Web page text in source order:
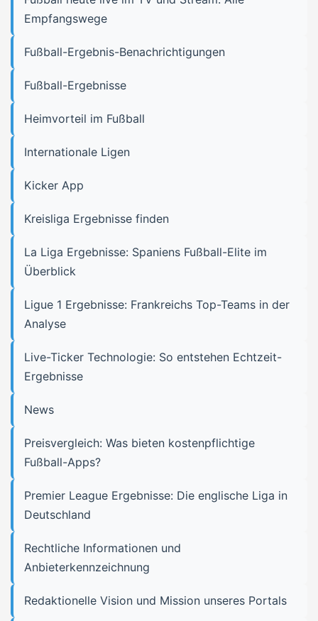
Empfangswege
Fußball-Ergebnis-Benachrichtigungen
Fußball-Ergebnisse
Heimvorteil im Fußball
Internationale Ligen
Kicker App
Kreisliga Ergebnisse finden
La Liga Ergebnisse: Spaniens Fußball-Elite im
Überblick
Ligue 1 Ergebnisse: Frankreichs Top-Teams in der
Analyse
Live-Ticker Technologie: So entstehen Echtzeit-
Ergebnisse
News
Preisvergleich: Was bieten kostenpflichtige
Fußball-Apps?
Premier League Ergebnisse: Die englische Liga in
Deutschland
Rechtliche Informationen und
Anbieterkennzeichnung
Redaktionelle Vision und Mission unseres Portals